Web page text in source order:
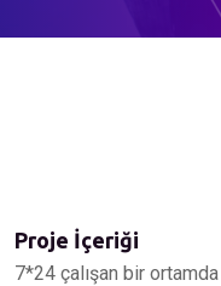
Proje İçeriği
7*24 çalışan bir